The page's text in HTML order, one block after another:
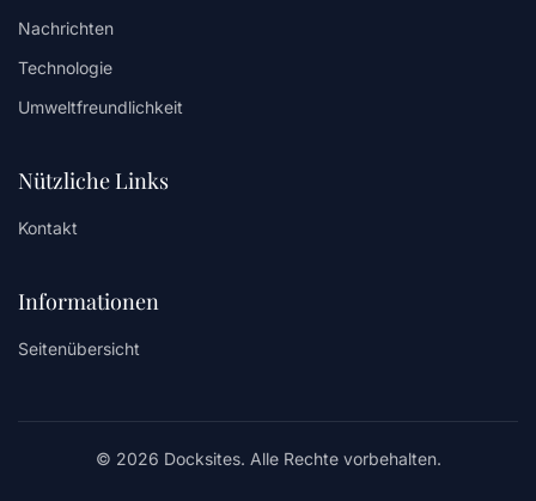
Nachrichten
Technologie
Umweltfreundlichkeit
Nützliche Links
Kontakt
Informationen
Seitenübersicht
© 2026 Docksites. Alle Rechte vorbehalten.